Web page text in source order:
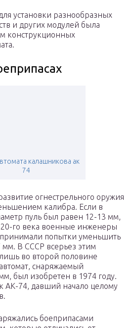
установки разнообразных
и других модулей была
конструкционных
калашникова ак
74
огнестрельного оружия
калибра. Если в
пуль был равен 12-13 мм,
го века военные инженеры
попытки уменьшить
мм. В СССР всерьез этим
во второй половине
снаряжаемый
был изобретен в 1974 году.
АК-74, давший начало целому
боеприпасами